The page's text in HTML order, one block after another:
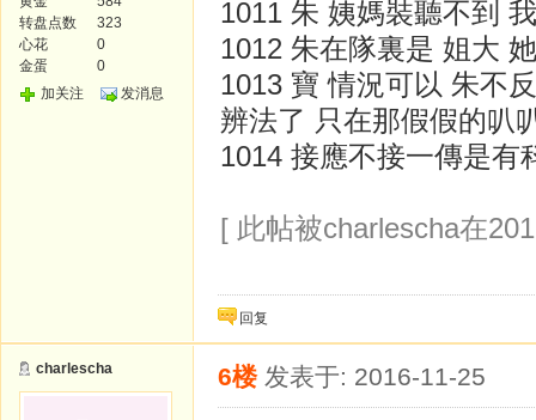
转盘点数
323
心花
0
金蛋
0
加关注
发消息
1011 朱 姨媽裝聽不到
1012 朱在隊裏是 姐大
1013 寶 情況可以 朱不
辨法了 只在那假假的叭
1014 接應不接一傳是有
[ 此帖被charlescha在
回复
charlescha 6楼 发表于: 2016-11-25